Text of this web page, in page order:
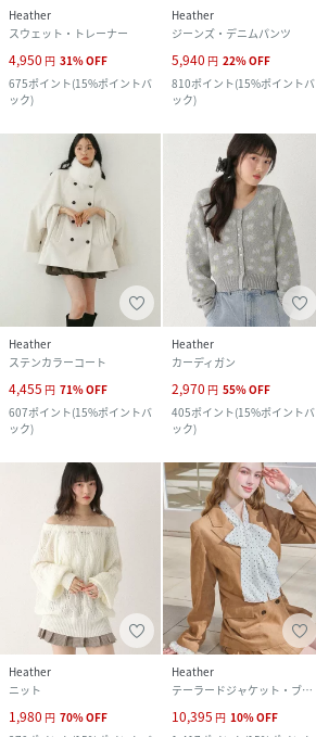
Heather
スウェット・トレーナー
4,950 円 31%OFF
675ポイント(15%ポイントバ
ック)
Heather
ジーンズ・デニムパンツ
5,940 円 22%OFF
810ポイント(15%ポイントバ
ック)
Heather
ステンカラーコート
4,455 円 71%OFF
607ポイント(15%ポイントバ
ック)
Heather
カーディガン
2,970 円 55%OFF
405ポイント(15%ポイントバ
ック)
Heather
ニット
1,980 円 70%OFF
Heather
テーラードジャケット・ブレザー
10,395 円 10%OFF